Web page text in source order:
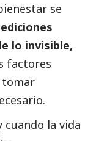
se
lo invisible,
factores
tomar
cuando la vida